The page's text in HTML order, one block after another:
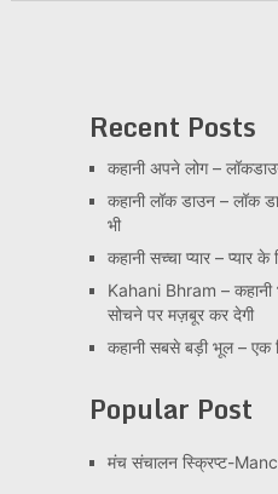
Recent Posts
कहानी अपने लोग –
कहानी लॉक डाउन – लॉक
भी
कहानी सच्चा प्यार – प्यार
Kahani Bhram – कहानी
सोचने पर मज़बूर कर देगी
कहानी सबसे बड़ी भूल – एक
Popular Post
मंच संचालन स्क्रिप्ट-